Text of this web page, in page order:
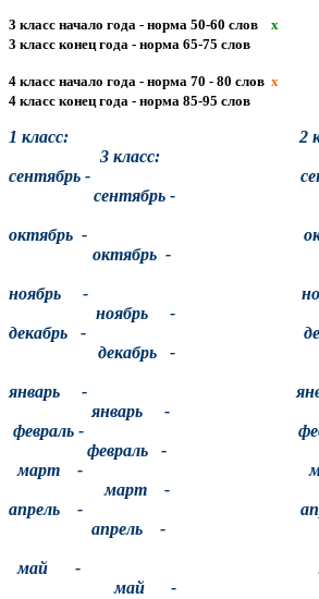
3 класс начало года - норма 50-60 слов х
3 класс конец года - норма 65-75 слов
4 класс начало года - норма 70 - 80 слов х
4 класс конец года - норма 85-95 слов
1 класс: 2
3 класс: 4
сентябрь -
сентябрь -
октябрь -
октябрь -
ноябрь -
ноябрь -
декабрь -
декабрь -
январь -
январь -
февраль -
февраль -
март -
март -
апрель -
апрель -
май -
май -